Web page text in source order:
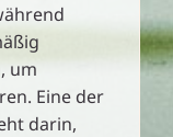
um
Eine der
darin,